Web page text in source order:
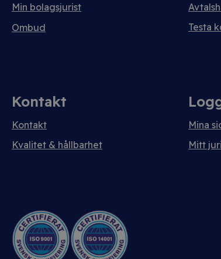
Min bolagsjurist
Ombud
Testa
Kontakt
Kontakt
Kvalitet & hållbarhet
Mina
Mitt